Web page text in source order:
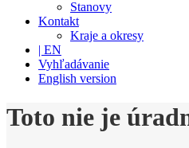
Stanovy
Kontakt
Kraje a okresy
| EN
Vyhľadávanie
English version
Toto nie je